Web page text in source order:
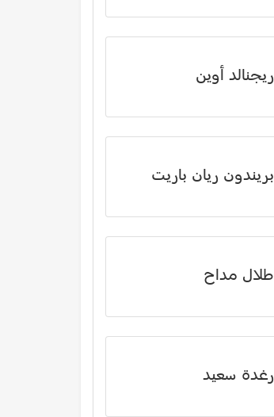
ريجنالد أوين
بريندون ريان باريت
طلال مداح
رغدة سعيد